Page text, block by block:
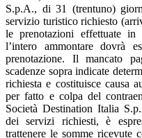
S.p.A., di 31 (trentuno)
servizio turistico richiesto
le prenotazioni effettuate in
l’intero ammontare dovrà
prenotazione. Il mancato
scadenze sopra indicate
richiesta e costituisce causa
per fatto e colpa del
Società Destination Italia
dei servizi richiesti, è
trattenere le somme ricevute